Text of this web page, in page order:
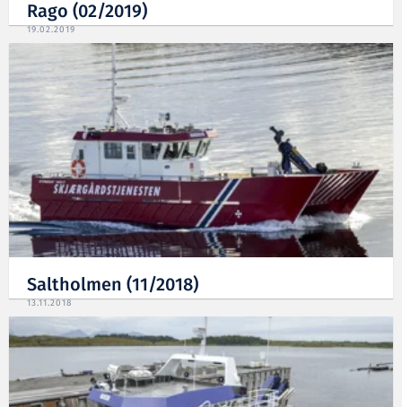
Rago (02/2019)
19.02.2019
Saltholmen (11/2018)
13.11.2018